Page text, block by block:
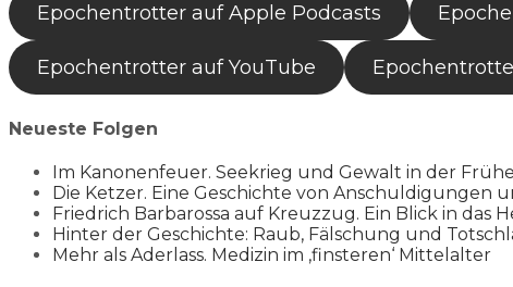
Epochentrotter auf Apple Podcasts
Epochentrotter auf YouTube
Neueste Folgen
Im Kanonenfeuer. Seekrieg und Gewalt in der
Die Ketzer. Eine Geschichte von Anschuldigungen
Friedrich Barbarossa auf Kreuzzug. Ein Blick in das
Hinter der Geschichte: Raub, Fälschung und
Mehr als Aderlass. Medizin im ‚finsteren‘ Mittelalter